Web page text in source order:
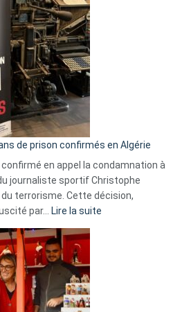
Bas,
Espagne,
Irlande
et
Slovénie
rejettent
la
présence
d’Israël
de prison confirmés en Algérie
en appel la condamnation à
journaliste sportif Christophe
du terrorisme. Cette décision,
par… Lire la suite